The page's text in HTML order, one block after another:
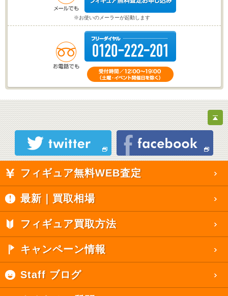
※お使いのメーラーが起動します
フィギュア無料WEB査定
最新｜買取相場
フィギュア買取方法
キャンペーン情報
Staff ブログ